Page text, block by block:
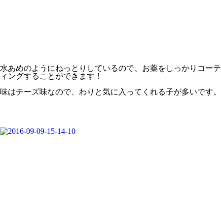
水あめのようにねっとりしているので、お薬をしっかりコーテ
ィングすることができます！
味はチーズ味なので、わりと気に入ってくれる子が多いです。